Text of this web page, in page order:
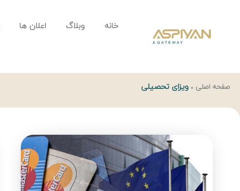
خانه وبلاگ اعلان ها
صفحه اصلی ویزای تحصیلی